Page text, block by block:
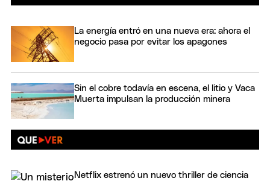
La energía entró en una nueva era: ahora el
negocio pasa por evitar los apagones
Sin el cobre todavía en escena, el litio y Vaca
Muerta impulsan la producción minera
Netflix estrenó un nuevo thriller de ciencia